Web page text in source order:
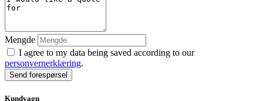
Mengde
I agree to my data being saved according to our
personvernerklæring.
Send forespørsel
Kundvagn